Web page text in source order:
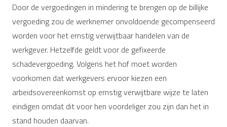
Door de vergoedingen in mindering te brengen op de billijke
vergoeding zou de werknemer onvoldoende gecompenseerd
worden voor het ernstig verwijtbaar handelen van de
werkgever. Hetzelfde geldt voor de gefixeerde
schadevergoeding. Volgens het hof moet worden
voorkomen dat werkgevers ervoor kiezen een
arbeidsovereenkomst op ernstig verwijtbare wijze te laten
eindigen omdat dit voor hen voordeliger zou zijn dan het in
stand houden daarvan.